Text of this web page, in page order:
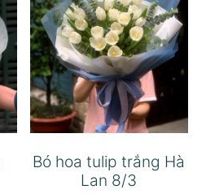
Bó hoa tulip trắng Hà
Lan 8/3